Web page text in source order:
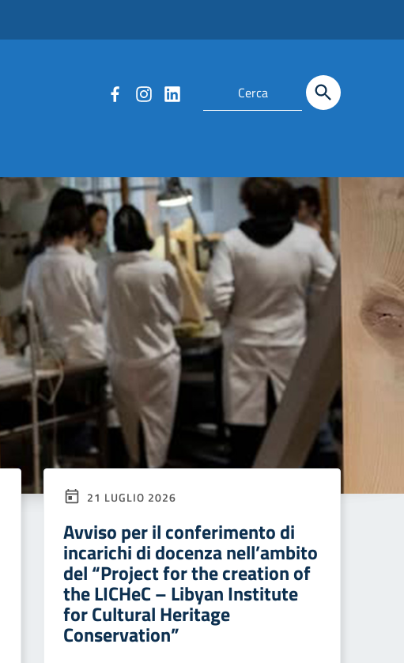
21 LUGLIO 2026
Avviso per il conferimento di
incarichi di docenza nell’ambito
del “Project for the creation of
the LICHeC – Libyan Institute
for Cultural Heritage
Conservation”